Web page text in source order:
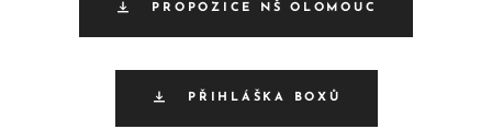
PROPOZICE NŠ OLOMOUC
PŘIHLÁŠKA BOXŮ